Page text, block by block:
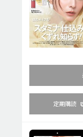
定期購読